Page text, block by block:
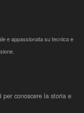
e appassionata su tecnica e
per conoscere la storia e